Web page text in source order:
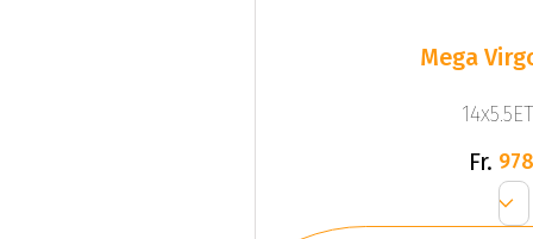
Mega
Fr.